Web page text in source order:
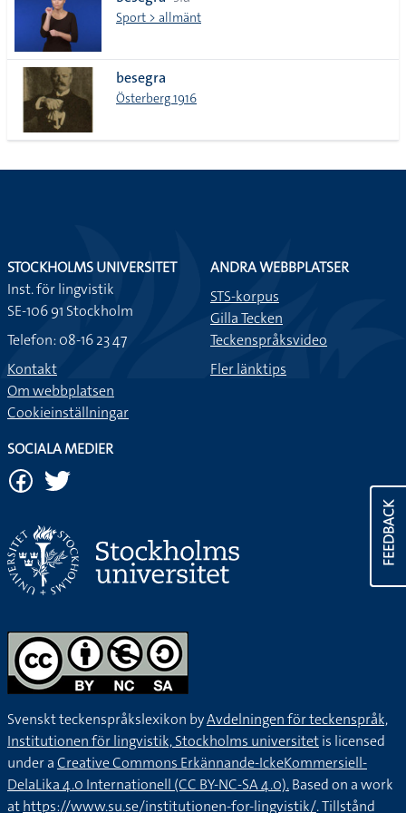
lista
Sport > allmänt
besegra
Österberg 1916
FEEDBACK
STOCKHOLMS UNIVERSITET
Inst. för lingvistik
SE-106 91 Stockholm
Telefon: 08-16 23 47
Kontakt
Om webbplatsen
Cookieinställningar
ANDRA WEBBPLATSER
STS-korpus
Gilla Tecken
Teckenspråksvideo
Fler länktips
SOCIALA MEDIER
Svenskt teckenspråkslexikon byAvdelningen för teckenspråk,
Institutionen för lingvistik, Stockholms universitetis licensed
under aCreative Commons Erkännande-IckeKommersiell-
DelaLika 4.0 Internationell (CC BY-NC-SA 4.0).Based on a work
athttps://www.su.se/institutionen-for-lingvistik/. Tillstånd